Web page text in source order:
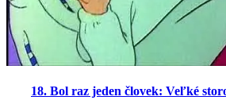
18. Bol raz jeden človek: Veľké